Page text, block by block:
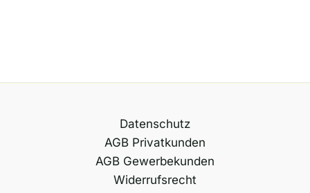
Datenschutz
AGB Privatkunden
AGB Gewerbekunden
Widerrufsrecht